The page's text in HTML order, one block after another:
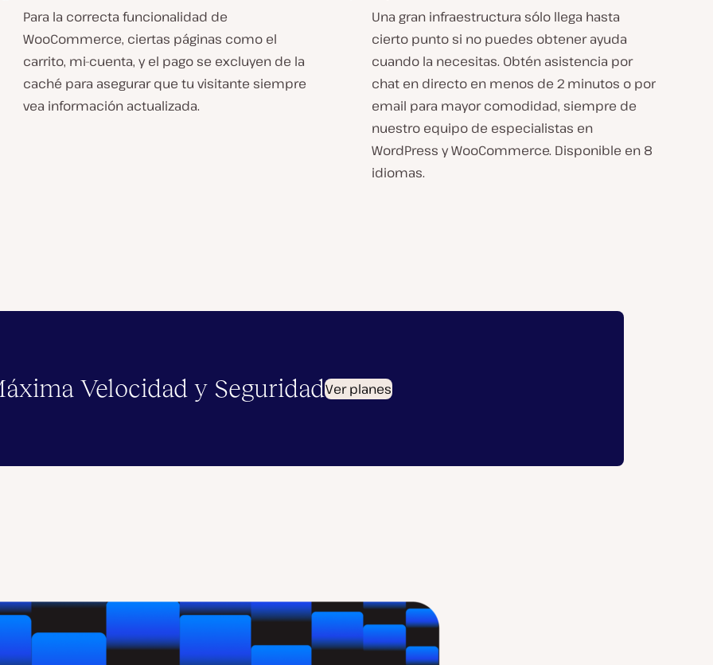
Para la correcta funcionalidad de
WooCommerce, ciertas páginas como el
carrito, mi-cuenta, y el pago se excluyen de la
caché para asegurar que tu visitante siempre
vea información actualizada.
Una gran infraestructura sólo llega hasta
cierto punto si no puedes obtener ayuda
cuando la necesitas. Obtén asistencia por
chat en directo en menos de 2 minutos o por
email para mayor comodidad, siempre de
nuestro equipo de especialistas en
WordPress y WooCommerce. Disponible en 8
idiomas.
Velocidad y SeguridadVer planes